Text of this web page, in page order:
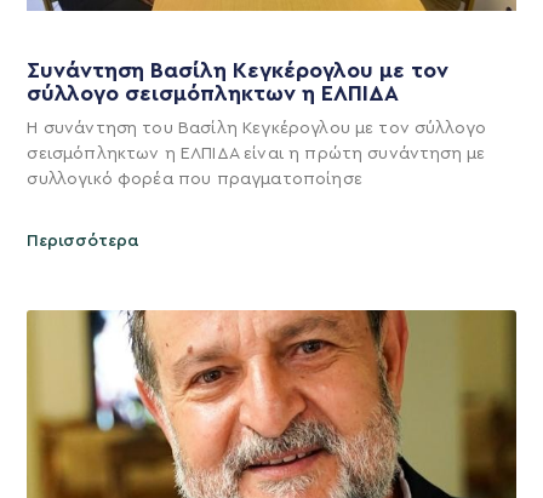
Συνάντηση Βασίλη Κεγκέρογλου με τον
σύλλογο σεισμόπληκτων η ΕΛΠΙΔΑ
Η συνάντηση του Βασίλη Κεγκέρογλου με τον σύλλογο
σεισμόπληκτων η ΕΛΠΙΔΑ είναι η πρώτη συνάντηση με
συλλογικό φορέα που πραγματοποίησε
Περισσότερα